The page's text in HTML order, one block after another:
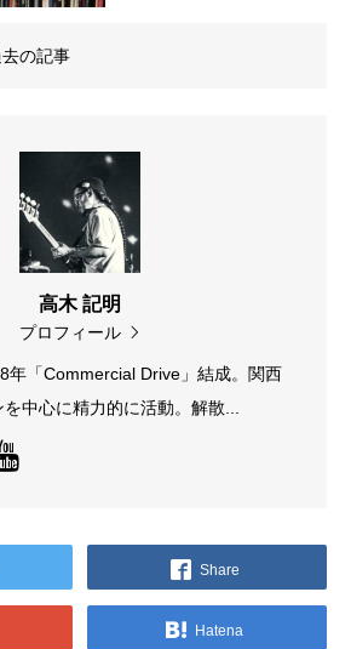
の記事
高木 記明
プロフィール
年「Commercial Drive」結成。関西
中心に精力的に活動。解散...
Share
Hatena